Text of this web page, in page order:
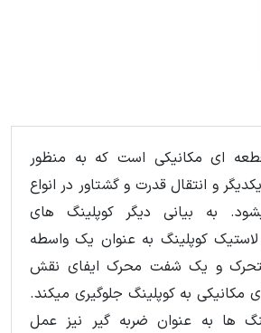
ای مکانیکی است که به منظور
و انتقال قدرت و گشتاور در انواع
به بیانی دیگر کوپلینگ های
کوپلینگ به عنوان یک واسطه
و یک شفت محرک ایفای نقش
مکانیکی به کوپلینگ جلوگیری میکند.
ها به عنوان ضربه گیر نیز عمل